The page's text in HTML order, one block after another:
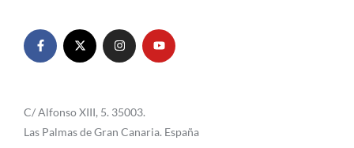
C/ Alfonso XIII, 5. 35003.
Las Palmas de Gran Canaria. España